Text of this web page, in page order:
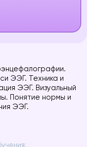
ЭЭГ. Техника и
ЭЭГ. Визуальный
Понятие нормы и
ЭЭГ.